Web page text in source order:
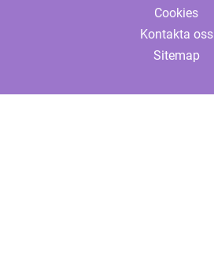
Cookies
Kontakta oss
Sitemap